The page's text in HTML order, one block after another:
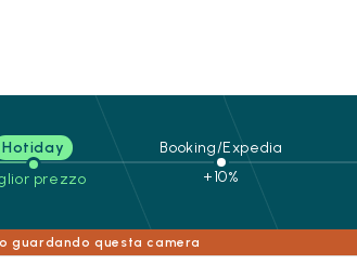
Hotiday
prezzo
Booking/Expedia
+10%
guardando questa camera